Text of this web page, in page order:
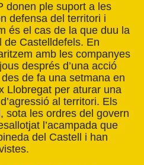
donen ple suport a les
defensa del territori i
és el cas de la que duu la
de Castelldefels. En
amb les companyes
després d’una acció
de fa una setmana en
Llobregat per aturar una
al territori. Els
sota les ordres del govern
l’acampada que
del Castell i han